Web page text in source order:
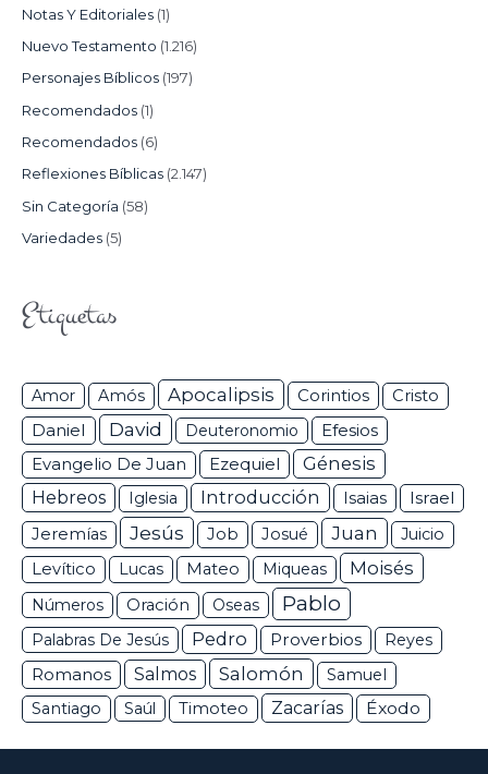
Notas Y Editoriales (1)
Nuevo Testamento (1.216)
Personajes Bíblicos (197)
Recomendados (1)
Recomendados (6)
Reflexiones Bíblicas (2.147)
Sin Categoría (58)
Variedades (5)
Etiquetas
Amor Amós Apocalipsis Corintios Cristo
Daniel David Deuteronomio Efesios
Evangelio De Juan Ezequiel
Génesis
Hebreos
Iglesia Introducción Isaias Israel
Jeremías Jesús Job Josué Juan
Juicio
Levítico
Lucas Mateo Miqueas Moisés
Números Oración Oseas Pablo
Palabras De Jesús Pedro Proverbios Reyes
Romanos Salmos Salomón
Samuel
Santiago
Saúl Timoteo Zacarías Éxodo